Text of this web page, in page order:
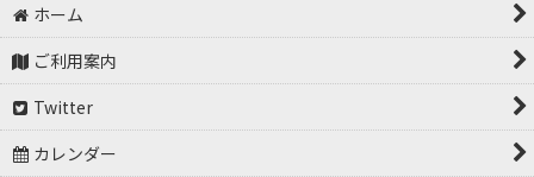
ホーム
ご利用案内
Twitter
カレンダー